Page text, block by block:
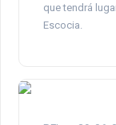
que tendrá
Escocia.